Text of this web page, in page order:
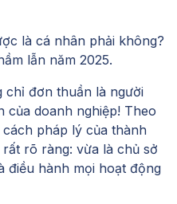
là cá nhân phải không?
lẫn năm 2025.
chỉ đơn thuần là người
của doanh nghiệp! Theo
cách pháp lý của thành
rõ ràng: vừa là chủ sở
điều hành mọi hoạt động